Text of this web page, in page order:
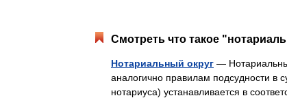
Смотреть что такое
Нотариальный округ —
аналогично правилам подсудности в
нотариуса) устанавливается в